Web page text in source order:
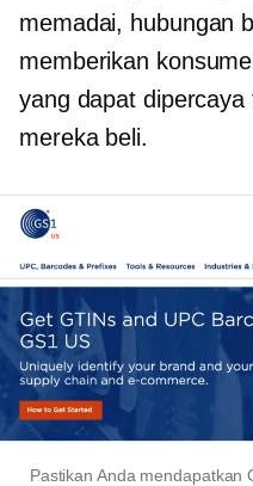
memadai, hubungan
memberikan
yang dapat
mereka beli.
Pastikan Anda mendapatkan